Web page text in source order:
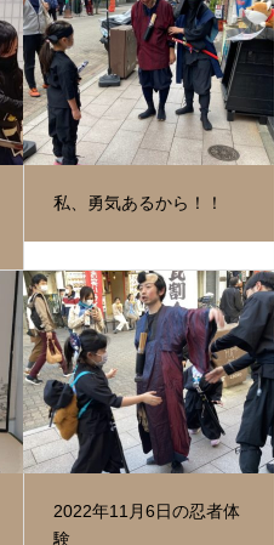
私、勇気あるから！！
2022年11月6日の忍者体
験